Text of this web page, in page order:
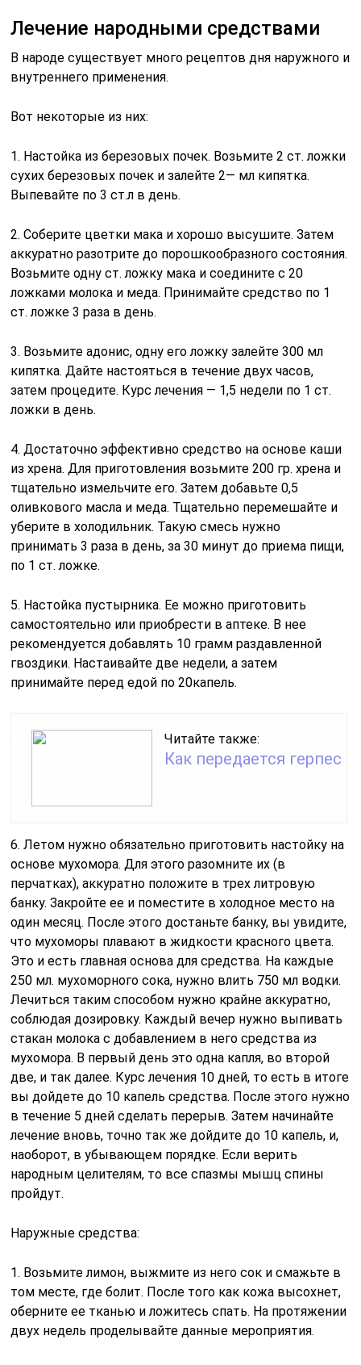
Лечение народными средствами
В народе существует много рецептов дня наружного и
внутреннего применения.
Вот некоторые из них:
1. Настойка из березовых почек. Возьмите 2 ст. ложки
сухих березовых почек и залейте 2— мл кипятка.
Выпевайте по 3 ст.л в день.
2. Соберите цветки мака и хорошо высушите. Затем
аккуратно разотрите до порошкообразного состояния.
Возьмите одну ст. ложку мака и соедините с 20
ложками молока и меда. Принимайте средство по 1
ст. ложке 3 раза в день.
3. Возьмите адонис, одну его ложку залейте 300 мл
кипятка. Дайте настояться в течение двух часов,
затем процедите. Курс лечения — 1,5 недели по 1 ст.
ложки в день.
4. Достаточно эффективно средство на основе каши
из хрена. Для приготовления возьмите 200 гр. хрена и
тщательно измельчите его. Затем добавьте 0,5
оливкового масла и меда. Тщательно перемешайте и
уберите в холодильник. Такую смесь нужно
принимать 3 раза в день, за 30 минут до приема пищи,
по 1 ст. ложке.
5. Настойка пустырника. Ее можно приготовить
самостоятельно или приобрести в аптеке. В нее
рекомендуется добавлять 10 грамм раздавленной
гвоздики. Настаивайте две недели, а затем
принимайте перед едой по 20капель.
Читайте также:
Как передается герпес
6. Летом нужно обязательно приготовить настойку на
основе мухомора. Для этого разомните их (в
перчатках), аккуратно положите в трех литровую
банку. Закройте ее и поместите в холодное место на
один месяц. После этого достаньте банку, вы увидите,
что мухоморы плавают в жидкости красного цвета.
Это и есть главная основа для средства. На каждые
250 мл. мухоморного сока, нужно влить 750 мл водки.
Лечиться таким способом нужно крайне аккуратно,
соблюдая дозировку. Каждый вечер нужно выпивать
стакан молока с добавлением в него средства из
мухомора. В первый день это одна капля, во второй
две, и так далее. Курс лечения 10 дней, то есть в итоге
вы дойдете до 10 капель средства. После этого нужно
в течение 5 дней сделать перерыв. Затем начинайте
лечение вновь, точно так же дойдите до 10 капель, и,
наоборот, в убывающем порядке. Если верить
народным целителям, то все спазмы мышц спины
пройдут.
Наружные средства:
1. Возьмите лимон, выжмите из него сок и смажьте в
том месте, где болит. После того как кожа высохнет,
оберните ее тканью и ложитесь спать. На протяжении
двух недель проделывайте данные мероприятия.